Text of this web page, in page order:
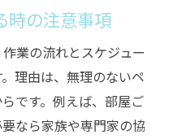
時の注意事項
業の流れとスケジュー
理由は、無理のないペ
です。例えば、部屋ご
なら家族や専門家の協